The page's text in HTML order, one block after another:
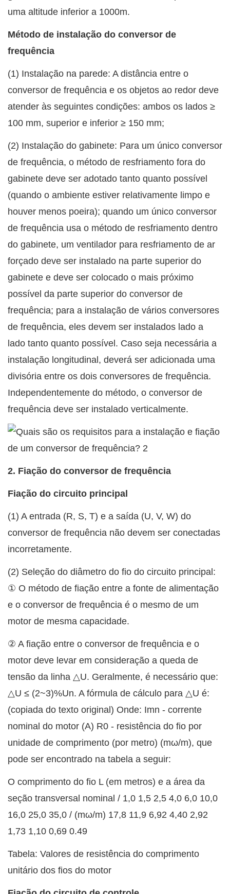
uma altitude inferior a 1000m.
Método de instalação do conversor de
frequência
(1) Instalação na parede: A distância entre o
conversor de frequência e os objetos ao redor deve
atender às seguintes condições: ambos os lados ≥
100 mm, superior e inferior ≥ 150 mm;
(2) Instalação do gabinete: Para um único conversor
de frequência, o método de resfriamento fora do
gabinete deve ser adotado tanto quanto possível
(quando o ambiente estiver relativamente limpo e
houver menos poeira); quando um único conversor
de frequência usa o método de resfriamento dentro
do gabinete, um ventilador para resfriamento de ar
forçado deve ser instalado na parte superior do
gabinete e deve ser colocado o mais próximo
possível da parte superior do conversor de
frequência; para a instalação de vários conversores
de frequência, eles devem ser instalados lado a
lado tanto quanto possível. Caso seja necessária a
instalação longitudinal, deverá ser adicionada uma
divisória entre os dois conversores de frequência.
Independentemente do método, o conversor de
frequência deve ser instalado verticalmente.
2. Fiação do conversor de frequência
Fiação do circuito principal
(1) A entrada (R, S, T) e a saída (U, V, W) do
conversor de frequência não devem ser conectadas
incorretamente.
(2) Seleção do diâmetro do fio do circuito principal:
① O método de fiação entre a fonte de alimentação
e o conversor de frequência é o mesmo de um
motor de mesma capacidade.
② A fiação entre o conversor de frequência e o
motor deve levar em consideração a queda de
tensão da linha △U. Geralmente, é necessário que:
△U ≤ (2~3)%Un. A fórmula de cálculo para △U é:
(copiada do texto original) Onde: Imn - corrente
nominal do motor (A) R0 - resistência do fio por
unidade de comprimento (por metro) (mω/m), que
pode ser encontrado na tabela a seguir:
O comprimento do fio L (em metros) e a área da
seção transversal nominal / 1,0 1,5 2,5 4,0 6,0 10,0
16,0 25,0 35,0 / (mω/m) 17,8 11,9 6,92 4,40 2,92
1,73 1,10 0,69 0.49
Tabela: Valores de resistência do comprimento
unitário dos fios do motor